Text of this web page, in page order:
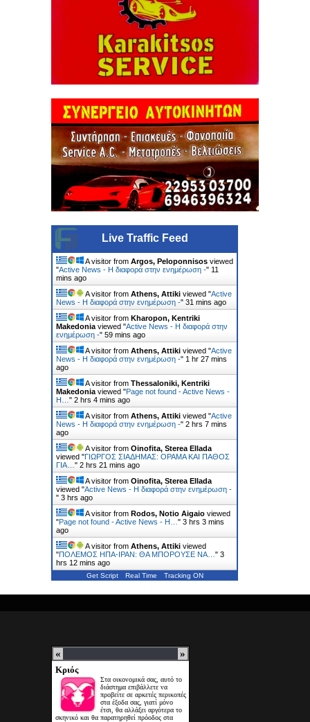
Live Traffic Feed
A visitor from Argos, Peloponnisos viewed
"Active News - Η διαφορά στην ενημέρωση -" 11
mins ago
A visitor from Athens, Attiki viewed "Active
News - Η διαφορά στην ενημέρωση -" 31 mins ago
A visitor from Kharopon, Kentriki
Makedoniaviewed "Active News - Η διαφορά στην
ενημέρωση -" 59 mins ago
A visitor from Athens, Attiki viewed "Active
News - Η διαφορά στην ενημέρωση -" 1 hr 27 mins
ago
A visitor from Thessaloniki, Kentriki
Makedoniaviewed "Page not found - Active News -
Η…" 2 hrs 4 mins ago
A visitor from Athens, Attiki viewed "Active
News - Η διαφορά στην ενημέρωση -" 2 hrs 7 mins
ago
A visitor from Oinofita, Sterea Ellada
viewed "ΓΙΩΡΓΟΣ ΣΙΑΔΗΜΑΣ: ΟΡΑΜΑ ΚΑΙ ΠΑΘΟΣ
ΓΙΑ…" 2 hrs 21 mins ago
A visitor from Oinofita, Sterea Ellada
viewed "Active News - Η διαφορά στην ενημέρωση -
" 3 hrs ago
A visitor from Rodos, Notio Aigaio viewed
"Page not found - Active News - Η…" 3 hrs 3 mins
ago
A visitor from Athens, Attiki viewed
"ΠΟΛΕΜΟΣ ΗΠΑ-ΙΡΑΝ: ΘΑ ΜΠΟΡΟΥΣΕ ΝΑ…" 3
hrs 12 mins ago
Get Script Real Time Tracking ON